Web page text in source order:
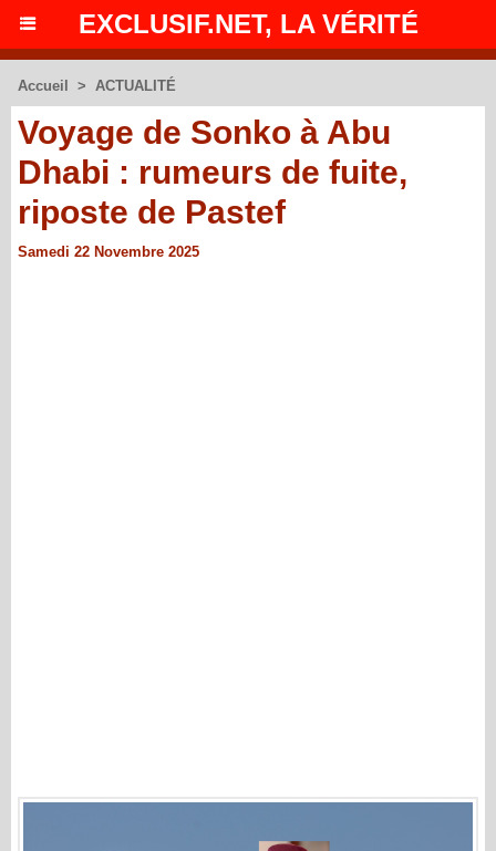
EXCLUSIF.NET, LA VÉRITÉ
Accueil > ACTUALITÉ
Voyage de Sonko à Abu
Dhabi : rumeurs de fuite,
riposte de Pastef
Samedi 22 Novembre 2025